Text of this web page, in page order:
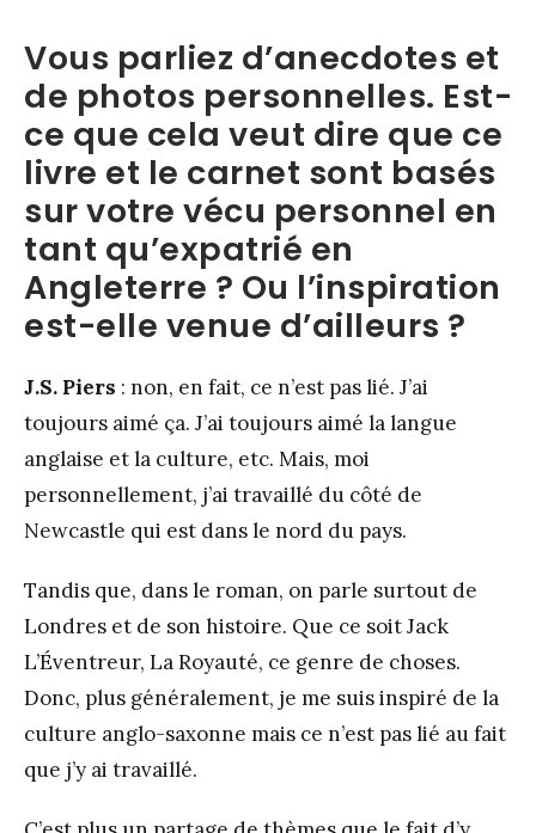
Vous parliez d’anecdotes et
de photos personnelles. Est-
ce que cela veut dire que ce
livre et le carnet sont basés
sur votre vécu personnel en
tant qu’expatrié en
Angleterre ? Ou l’inspiration
est-elle venue d’ailleurs ?
J.S. Piers : non, en fait, ce n’est pas lié. J’ai
toujours aimé ça. J’ai toujours aimé la langue
anglaise et la culture, etc. Mais, moi
personnellement, j’ai travaillé du côté de
Newcastle qui est dans le nord du pays.
Tandis que, dans le roman, on parle surtout de
Londres et de son histoire. Que ce soit Jack
L’Éventreur, La Royauté, ce genre de choses.
Donc, plus généralement, je me suis inspiré de la
culture anglo-saxonne mais ce n’est pas lié au fait
que j’y ai travaillé.